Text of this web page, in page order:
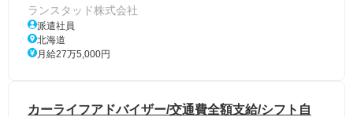
ランスタッド株式会社
派遣社員
北海道
月給27万5,000円
カーライフアドバイザー/交通費全額支給/シフト自